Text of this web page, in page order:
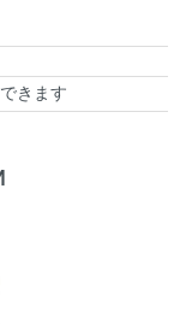
きます